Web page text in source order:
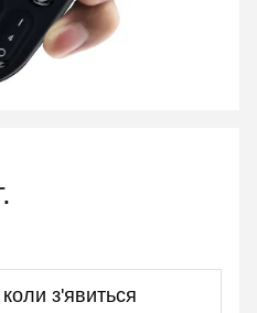
з'явиться